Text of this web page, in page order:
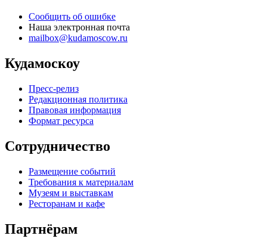
Сообщить об ошибке
Наша электронная почта
mailbox@kudamoscow.ru
Кудамоскоу
Пресс-релиз
Редакционная политика
Правовая информация
Формат ресурса
Сотрудничество
Размещение событий
Требования к материалам
Музеям и выставкам
Ресторанам и кафе
Партнёрам